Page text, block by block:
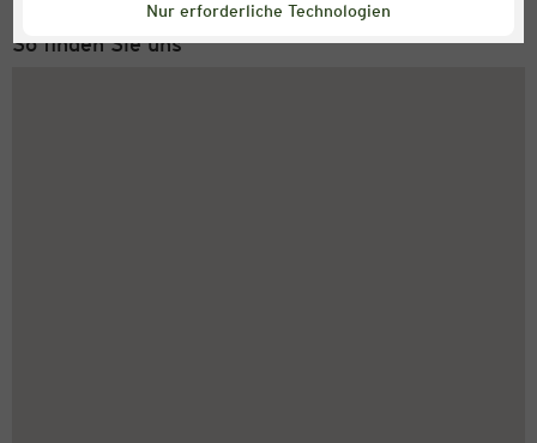
Nur erforderliche Technologien
So finden Sie uns